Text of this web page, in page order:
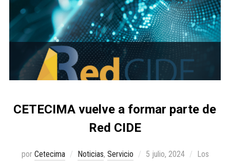
CETECIMA vuelve a formar parte de
Red CIDE
por Cetecima Noticias, Servicio 5 julio, 2024
Los